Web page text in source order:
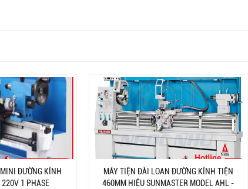
ĐƯỜNG KÍNH
1 PHASE
MÁY TIỆN ĐÀI LOAN ĐƯỜNG KÍNH TIỆN
460MM HIỆU SUNMASTER MODEL AHL -